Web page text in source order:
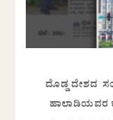
ದೊಡ್ಡ ದೇಶದ
ಹಾಲಾಡಿಯವರ